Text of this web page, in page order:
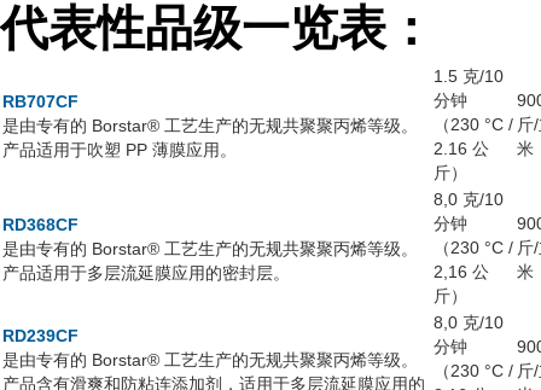
代表性品级一览表 ：
RB707CF
是由专有的 Borstar® 工艺生产的无规共聚聚丙烯等级。
产品适用于吹塑 PP 薄膜应用。
1.5 克/10
分钟
（230 °C /
2.16 公
斤）
斤
米
RD368CF
是由专有的 Borstar® 工艺生产的无规共聚聚丙烯等级。
产品适用于多层流延膜应用的密封层。
8,0 克/10
分钟
（230 °C /
2,16 公
斤）
斤
米
RD239CF
是由专有的 Borstar® 工艺生产的无规共聚聚丙烯等级。
产品含有滑爽和防粘连添加剂，适用于多层流延膜应用的
8,0 克/10
分钟
（230 °C / 斤